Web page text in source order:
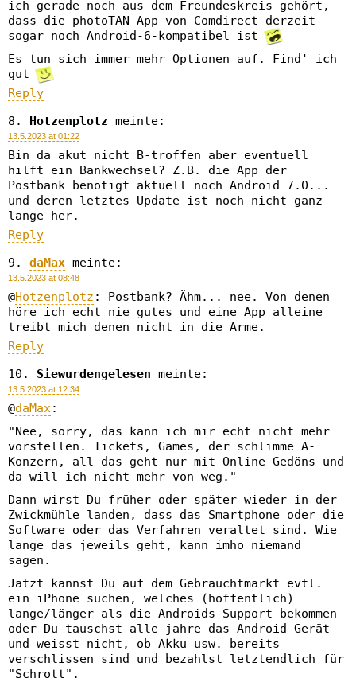
ich gerade noch aus dem Freundeskreis gehört,
dass die photoTAN App von Comdirect derzeit
sogar noch Android-6-kompatibel ist
Es tun sich immer mehr Optionen auf. Find' ich
gut
Reply
Hotzenplotz meinte:
13.5.2023 at 01:22
Bin da akut nicht B-troffen aber eventuell
hilft ein Bankwechsel? Z.B. die App der
Postbank benötigt aktuell noch Android 7.0...
und deren letztes Update ist noch nicht ganz
lange her.
Reply
daMax meinte:
13.5.2023 at 08:48
@Hotzenplotz : Postbank? Ähm... nee. Von denen
höre ich echt nie gutes und eine App alleine
treibt mich denen nicht in die Arme.
Reply
Siewurdengelesen meinte:
13.5.2023 at 12:34
@daMax:
"Nee, sorry, das kann ich mir echt nicht mehr
vorstellen. Tickets, Games, der schlimme A-
Konzern, all das geht nur mit Online-Gedöns und
da will ich nicht mehr von weg."
Dann wirst Du früher oder später wieder in der
Zwickmühle landen, dass das Smartphone oder die
Software oder das Verfahren veraltet sind. Wie
lange das jeweils geht, kann imho niemand
sagen.
Jatzt kannst Du auf dem Gebrauchtmarkt evtl.
ein iPhone suchen, welches (hoffentlich)
lange/länger als die Androids Support bekommen
oder Du tauschst alle jahre das Android-Gerät
und weisst nicht, ob Akku usw. bereits
verschlissen sind und bezahlst letztendlich für
"Schrott".